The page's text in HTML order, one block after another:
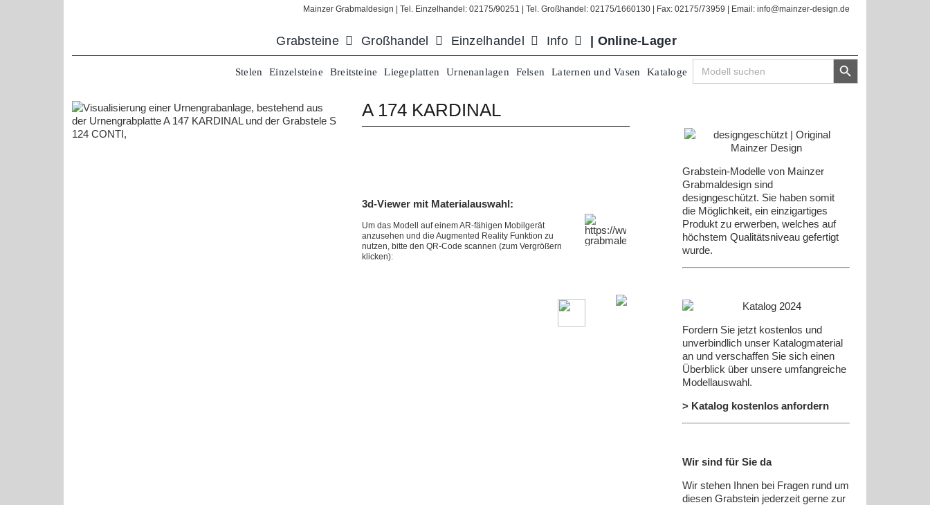
Mainzer Grabmaldesign | Tel. Einzelhandel: 02175/90251 | Tel. Großhandel: 02175/1660130 | Fax: 02175/73959 | Email: info@mainzer-design.de
Grabsteine Großhandel Einzelhandel Info | Online-Lager
Stelen Einzelsteine Breitsteine Liegeplatten Urnenanlagen Felsen Laternen und Vasen Kataloge
Search
for:
Search Button
A 174 KARDINAL
3d-Viewer mit Materialauswahl:
Um das Modell auf einemAR-fähigen Mobilgerät
anzusehen und die Augmented Reality Funktion zu
nutzen, bitte den QR-Code scannen (zum Vergrößern
klicken):
Grabstein-Modelle von Mainzer
Grabmaldesign sind
designgeschützt. Sie haben somit
die Möglichkeit, ein einzigartiges
Produkt zu erwerben, welches auf
höchstem Qualitätsniveau gefertigt
wurde.
Fordern Sie jetzt kostenlos und
unverbindlich unser Katalogmaterial
an und verschaffen Sie sich einen
Überblick über unsere umfangreiche
Modellauswahl.
> Katalog kostenlos anfordern
Wir sind für Sie da
Wir stehen Ihnen bei Fragen rund um
diesen Grabstein jederzeit gerne zur